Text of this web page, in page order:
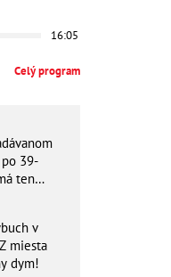
16:05
Celý program
39-
ten
v
miesta
dym!